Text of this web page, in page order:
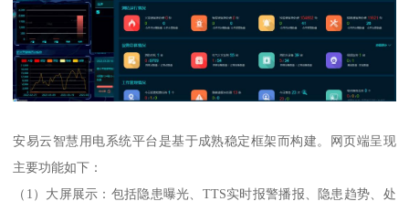
安易云智慧用电系统平台是基于成熟稳定框架而构建。网页端呈现
主要功能如下：
（1）大屏展示：包括隐患曝光、TTS实时报警播报、隐患趋势、处